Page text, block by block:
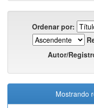
Ordenar por:
Autor/
Mostrando